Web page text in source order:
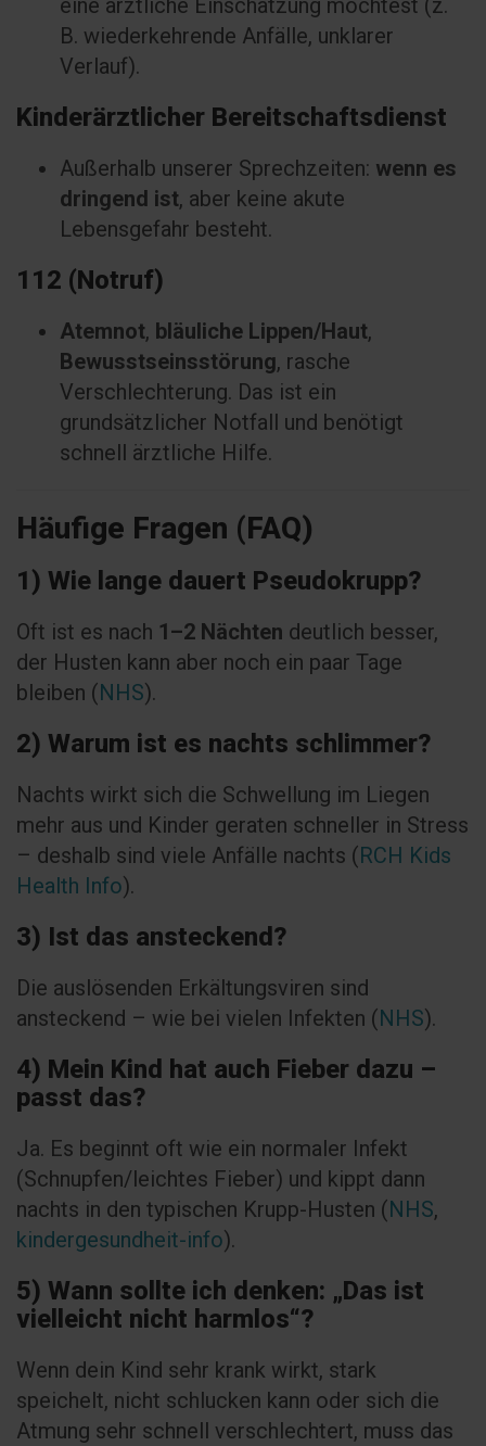
eine ärztliche Einschätzung möchtest (z.
B. wiederkehrende Anfälle, unklarer
Verlauf).
Kinderärztlicher Bereitschaftsdienst
Außerhalb unserer Sprechzeiten: wenn es
dringend ist, aber keine akute
Lebensgefahr besteht.
112 (Notruf)
Atemnot, bläuliche Lippen/Haut,
Bewusstseinsstörung, rasche
Verschlechterung. Das ist ein
grundsätzlicher Notfall und benötigt
schnell ärztliche Hilfe.
Häufige Fragen (FAQ)
1) Wie lange dauert Pseudokrupp?
Oft ist es nach 1–2 Nächten deutlich besser,
der Husten kann aber noch ein paar Tage
bleiben (NHS).
2) Warum ist es nachts schlimmer?
Nachts wirkt sich die Schwellung im Liegen
mehr aus und Kinder geraten schneller in Stress
– deshalb sind viele Anfälle nachts (RCH Kids
Health Info).
3) Ist das ansteckend?
Die auslösenden Erkältungsviren sind
ansteckend – wie bei vielen Infekten (NHS).
4) Mein Kind hat auch Fieber dazu –
passt das?
Ja. Es beginnt oft wie ein normaler Infekt
(Schnupfen/leichtes Fieber) und kippt dann
nachts in den typischen Krupp-Husten (NHS,
kindergesundheit-info).
5) Wann sollte ich denken: „Das ist
vielleicht nicht harmlos“?
Wenn dein Kind sehr krank wirkt, stark
speichelt, nicht schlucken kann oder sich die
Atmung sehr schnell verschlechtert, muss das